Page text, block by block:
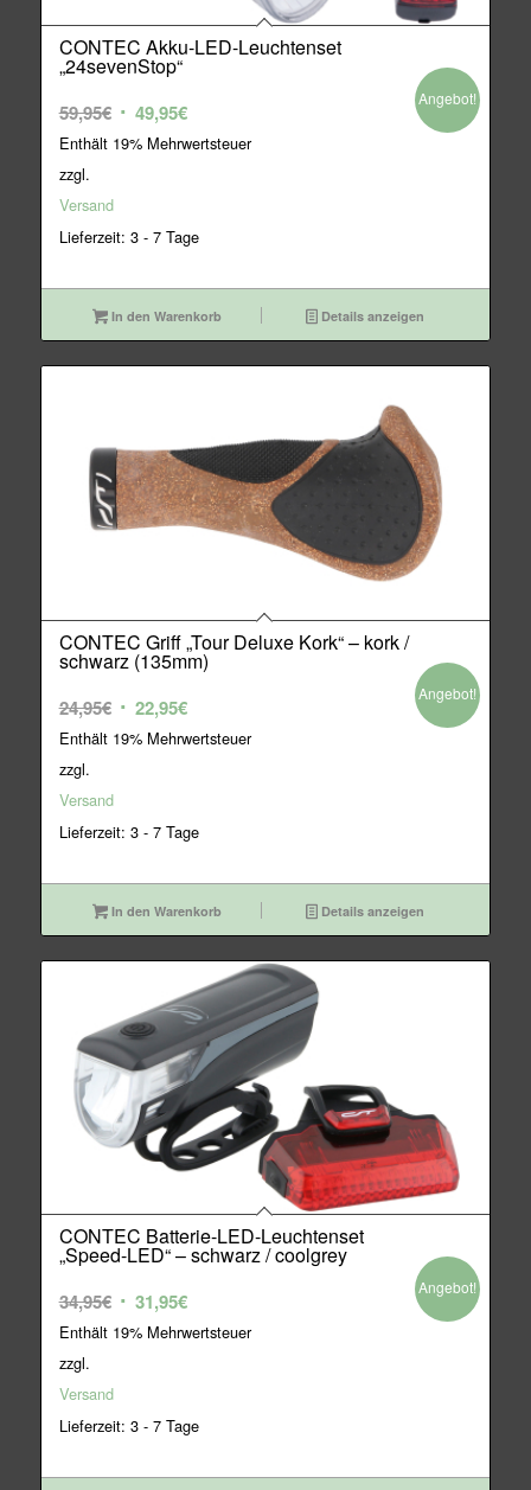
CONTEC Akku-LED-Leuchtenset
„24sevenStop“
59,95€ Ursprünglicher
Preis
49,95€Aktueller
Preis
Enthält 19% Mehrwertsteuer
zzgl.
Versand
Lieferzeit: 3 - 7 Tage
Angebot!
In den Warenkorb Details anzeigen
CONTEC Griff „Tour Deluxe Kork“ – kork /
schwarz (135mm)
24,95€ Ursprünglicher
Preis
22,95€Aktueller
Preis
Enthält 19% Mehrwertsteuer
zzgl.
Versand
Lieferzeit: 3 - 7 Tage
Angebot!
In den Warenkorb Details anzeigen
CONTEC Batterie-LED-Leuchtenset
„Speed-LED“ – schwarz / coolgrey
34,95€ Ursprünglicher
Preis
31,95€Aktueller
Preis
Enthält 19% Mehrwertsteuer
zzgl.
Versand
Lieferzeit: 3 - 7 Tage
Angebot!